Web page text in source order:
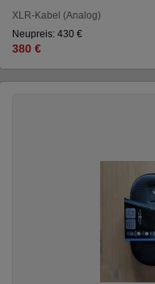
XLR-Kabel (Analog)
Neupreis: 430 €
380 €